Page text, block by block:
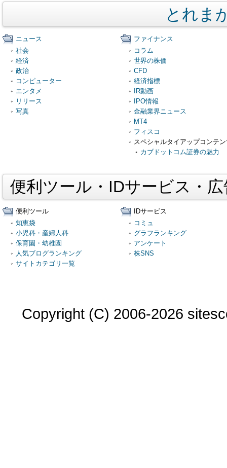
とれま
ニュース
社会
経済
政治
コンピューター
エンタメ
リリース
写真
ファイナンス
コラム
世界の株価
CFD
経済指標
IR動画
IPO情報
金融業界ニュース
MT4
フィスコ
スペシャルタイアップコンテ
カブドットコム証券の魅力
便利ツール・IDサービス・
便利ツール
知恵袋
小児科・産婦人科
保育園・幼稚園
人気ブログランキング
サイトカテゴリ一覧
IDサービス
コミュ
グラフランキング
アンケート
株SNS
Copyright (C) 2006-2026